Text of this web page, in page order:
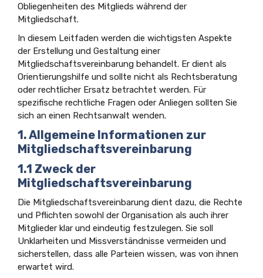
Obliegenheiten des Mitglieds während der
Mitgliedschaft.
In diesem Leitfaden werden die wichtigsten Aspekte
der Erstellung und Gestaltung einer
Mitgliedschaftsvereinbarung behandelt. Er dient als
Orientierungshilfe und sollte nicht als Rechtsberatung
oder rechtlicher Ersatz betrachtet werden. Für
spezifische rechtliche Fragen oder Anliegen sollten Sie
sich an einen Rechtsanwalt wenden.
1. Allgemeine Informationen zur
Mitgliedschaftsvereinbarung
1.1 Zweck der
Mitgliedschaftsvereinbarung
Die Mitgliedschaftsvereinbarung dient dazu, die Rechte
und Pflichten sowohl der Organisation als auch ihrer
Mitglieder klar und eindeutig festzulegen. Sie soll
Unklarheiten und Missverständnisse vermeiden und
sicherstellen, dass alle Parteien wissen, was von ihnen
erwartet wird.